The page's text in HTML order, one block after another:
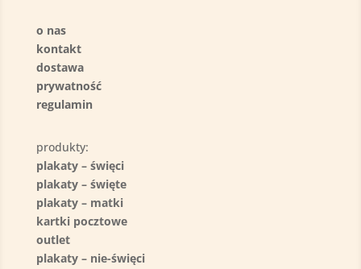
o nas
kontakt
dostawa
prywatność
regulamin
produkty:
plakaty – święci
plakaty – święte
plakaty – matki
kartki pocztowe
outlet
plakaty – nie-święci